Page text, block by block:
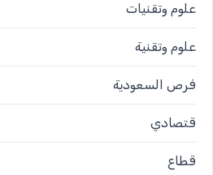
علوم وتقنيات
علوم وتقنية
فرص السعودية
قتصادي
قطاع